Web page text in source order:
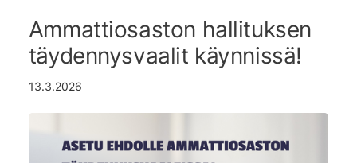
Ammattiosaston hallituksen
täydennysvaalit käynnissä!
13.3.2026